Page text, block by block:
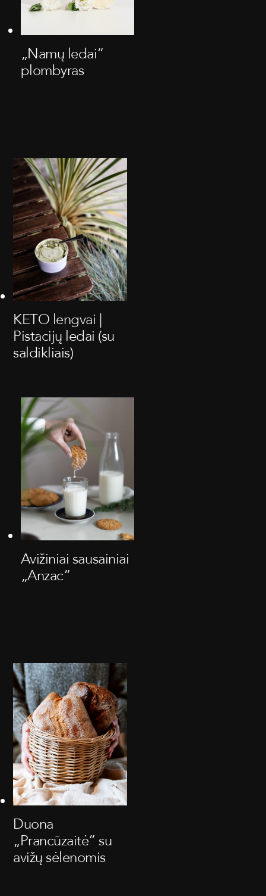
„Namų ledai“
plombyras
KETO lengvai |
Pistacijų ledai (su
saldikliais)
Avižiniai sausainiai
„Anzac”
Duona
„Prancūzaitė” su
avižų sėlenomis